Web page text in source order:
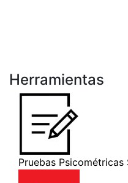
Herramientas